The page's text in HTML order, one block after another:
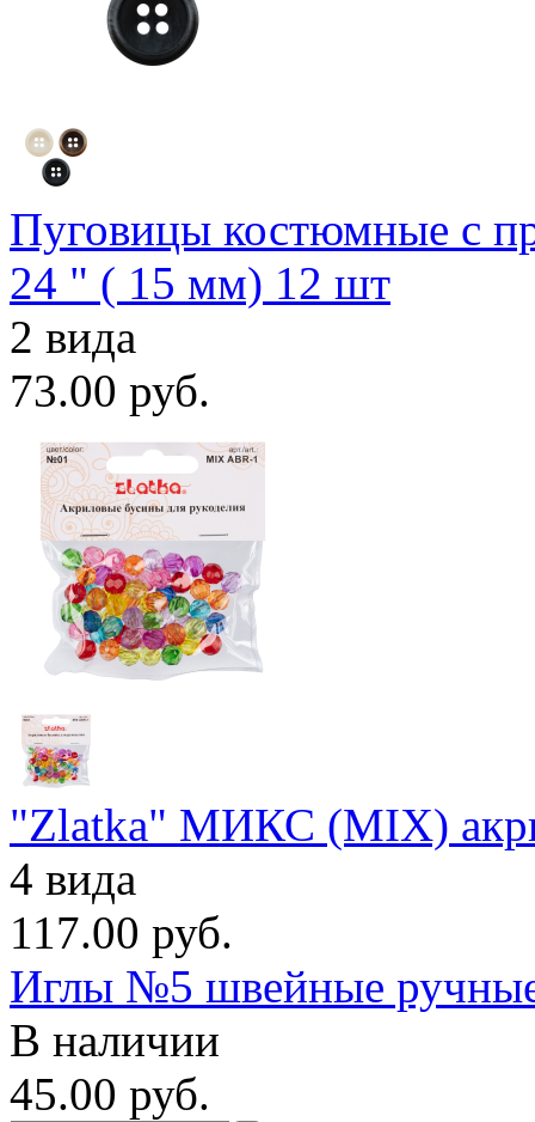
Пуговицы костюмные с
24 " ( 15 мм) 12 шт
2 вида
73.00 руб.
"Zlatka" МИКС (MIX)
4 вида
117.00 руб.
Иглы №5 швейные
В наличии
45.00 руб.